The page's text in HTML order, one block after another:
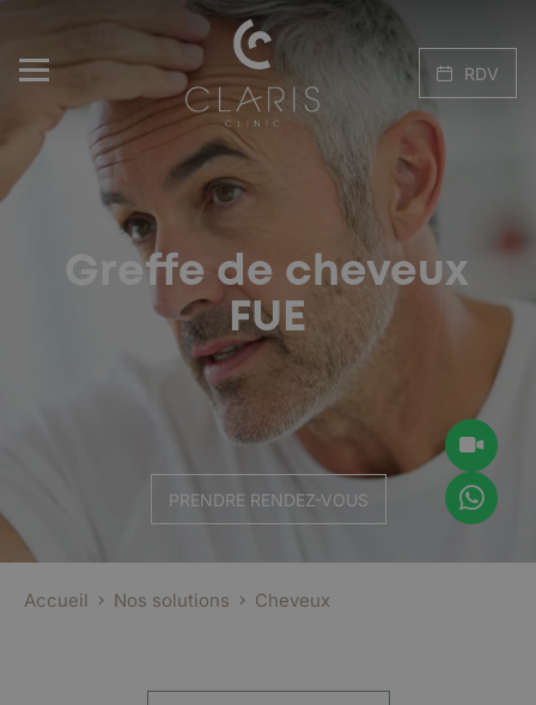
RDV
Greffe de cheveux
FUE
PRENDRE RENDEZ-VOUS
Accueil Nos solutions Cheveux